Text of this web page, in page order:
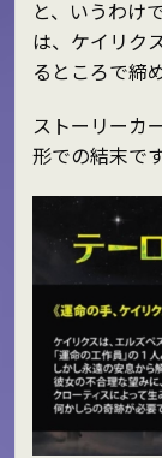
と、いうわけ
は、ケイリク
るところで締
ストーリーカ
形での結末で